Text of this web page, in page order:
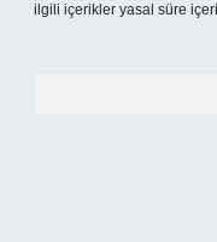
ilgili içerikler yasal süre